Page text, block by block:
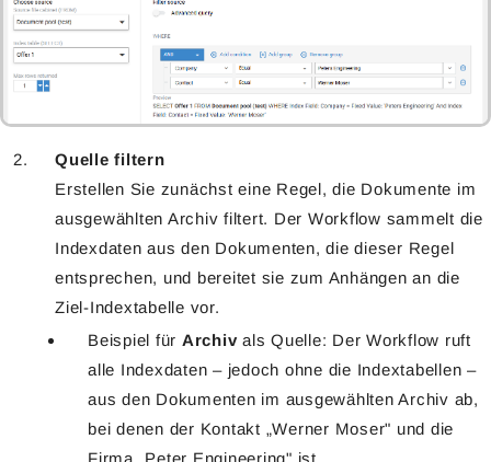
Quelle filtern
Erstellen Sie zunächst eine Regel, die Dokumente im
ausgewählten Archiv filtert. Der Workflow sammelt die
Indexdaten aus den Dokumenten, die dieser Regel
entsprechen, und bereitet sie zum Anhängen an die
Ziel-Indextabelle vor.
Beispiel für Archivals Quelle: Der Workflow ruft
alle Indexdaten – jedoch ohne die Indextabellen –
aus den Dokumenten im ausgewählten Archiv ab,
bei denen der Kontakt „Werner Moser" und die